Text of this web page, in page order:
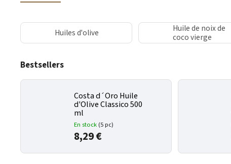
Huiles d'olive
Huile de noix de
coco vierge
Bestsellers
Costa d´Oro Huile
d'Olive Classico 500
ml
En stock (5 pc)
8,29 €